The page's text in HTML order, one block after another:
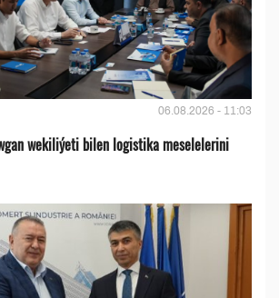
06.08.2026 - 11:03
wekiliýeti bilen logistika meselelerini